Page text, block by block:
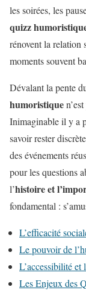
les soirées, les
quizz
rénovent la relation
moments souvent
Dévalant la pente
humoristique
Inimaginable il y a
savoir rester
des événements
pour les questions
l’histoire et
fondamental :
L’efficacité
Le pouvoir de
L’accessibilité
Les Enjeux des